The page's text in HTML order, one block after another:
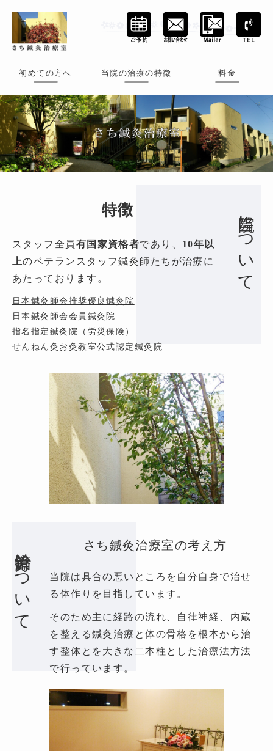
初めての方へ 当院の治療の特徴 料金
当院について
特徴
スタッフ全員 有国家資格者であり、 10年以
上のベテランスタッフ鍼灸師たちが治療に
あたっております。
日本鍼灸師会推奨優良鍼灸院
日本鍼灸師会会員鍼灸院
指名指定鍼灸院（労災保険）
せんねん灸お灸教室公式認定鍼灸院
治療方針について さち鍼灸治療室の考え方
当院は具合の悪いところを自分自身で治せ
る体作りを目指しています。
そのため主に経路の流れ、自律神経、内蔵
を整える鍼灸治療と体の骨格を根本から治
す整体とを大きな二本柱とした治療法方法
で行っています。